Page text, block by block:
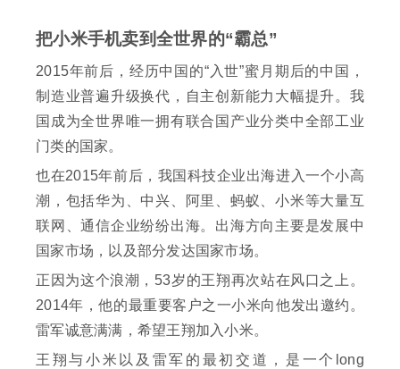
把小米手机卖到全世界的“霸总”
2015年前后，经历中国的“入世”蜜月期后的中国，
制造业普遍升级换代，自主创新能力大幅提升。我
国成为全世界唯一拥有联合国产业分类中全部工业
门类的国家。
也在2015年前后，我国科技企业出海进入一个小高
潮，包括华为、中兴、阿里、蚂蚁、小米等大量互
联网、通信企业纷纷出海。出海方向主要是发展中
国家市场，以及部分发达国家市场。
正因为这个浪潮，53岁的王翔再次站在风口之上。
2014年，他的最重要客户之一小米向他发出邀约。
雷军诚意满满，希望王翔加入小米。
王翔与小米以及雷军的最初交道，是一个long